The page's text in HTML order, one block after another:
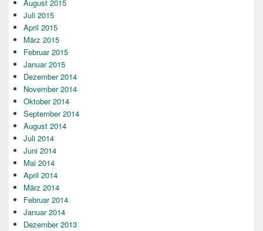
August 2015
Juli 2015
April 2015
März 2015
Februar 2015
Januar 2015
Dezember 2014
November 2014
Oktober 2014
September 2014
August 2014
Juli 2014
Juni 2014
Mai 2014
April 2014
März 2014
Februar 2014
Januar 2014
Dezember 2013